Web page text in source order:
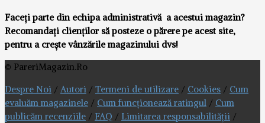
Faceți parte din echipa administrativă a acestui magazin?
Recomandați clienților să posteze o părere pe acest site,
pentru a crește vânzările magazinului dvs!
© PareriMagazin.Ro
Despre Noi / Autori / Termeni de utilizare / Cookies / Cum
evaluăm magazinele / Cum funcționează ratingul / Cum
publicăm recenziile / FAQ / Limitarea responsabilității /